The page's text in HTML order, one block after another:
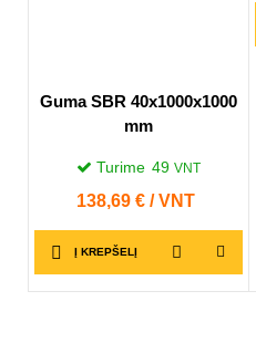
Guma SBR 40x1000x1000
mm
Turime 49 VNT
Kaina
138,69 € / VNT
Į KREPŠELĮ